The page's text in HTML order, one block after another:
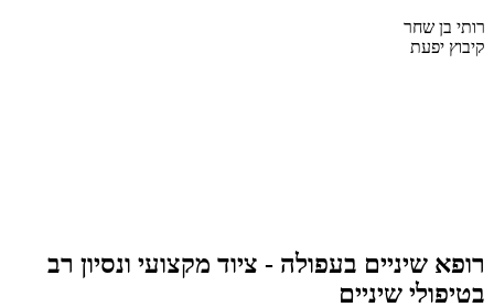
רותי בן שחר
קיבוץ יפעת
רופא שיניים בעפולה - ציוד מקצועי ונסיון רב
בטיפולי שיניים